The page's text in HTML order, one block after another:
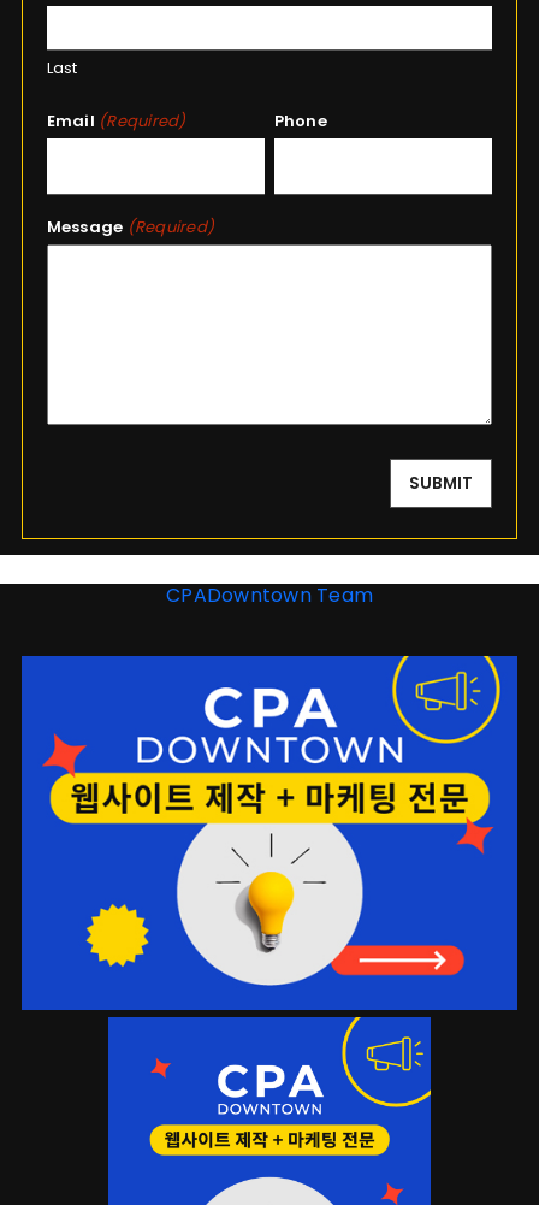
Last
Email (Required) Phone
Message (Required)
CPADowntown Team